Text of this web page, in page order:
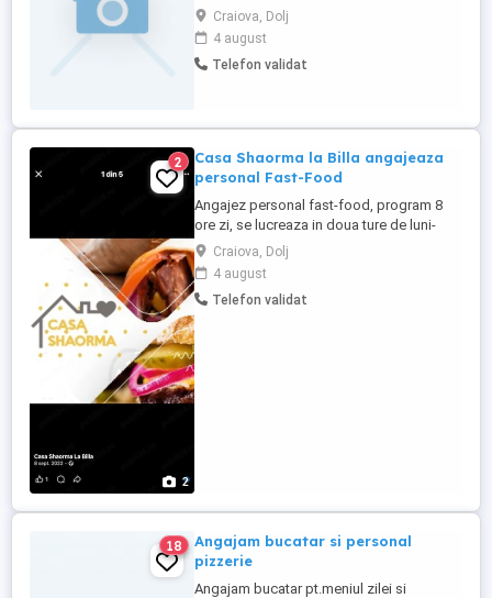
rapidă și îți place să lucrezi într-un mediu
dinamic? Echipa Shaorma Amicii își
mărește echipa și caută coleg pentru
postul de Preparator Shaorma! Ce căutăm:
Craiova, Dolj
4 august
Telefon validat
2
2
Casa Shaorma la Billa angajeaza
personal Fast-Food
Angajez personal fast-food, program 8
ore zi, se lucreaza in doua ture de luni-
vineri. Salariu motivant , se va discuta la un
interviu. Cu sau fără experiență . Tel : .
Craiova, Dolj
4 august
Telefon validat
18
Angajam bucatar si personal
pizzerie
Angajam bucatar pt.meniul zilei si